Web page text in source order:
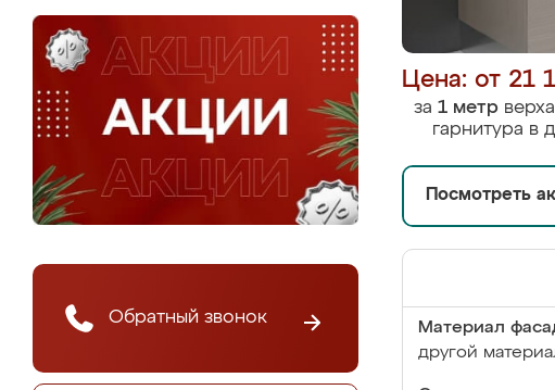
Обратный звонок
Цена: от 21
за 1 метр
гарнитура в
Посмотреть
Материал
другой